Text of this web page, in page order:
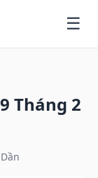
Tháng 2